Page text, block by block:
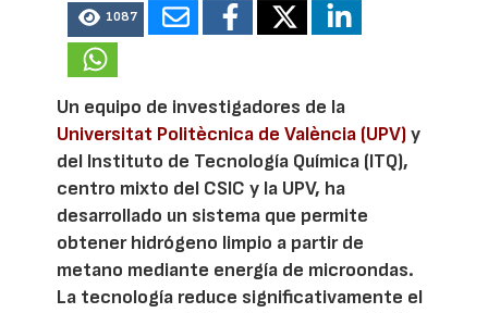
1087
Un equipo de investigadores de la
Universitat Politècnica de València (UPV)y
del Instituto de Tecnología Química (ITQ),
centro mixto del CSIC y la UPV, ha
desarrollado un sistema que permite
obtener hidrógeno limpio a partir de
metano mediante energía de microondas.
La tecnología reduce significativamente el